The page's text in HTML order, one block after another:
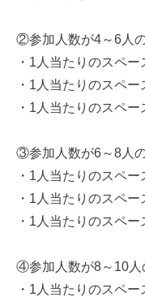
②参加人数が4～6人
・1人当たりのスペ
・1人当たりのスペ
・1人当たりのスペ
③参加人数が6～8人
・1人当たりのスペ
・1人当たりのスペ
・1人当たりのスペ
④参加人数が8～10人
・1人当たりのスペ